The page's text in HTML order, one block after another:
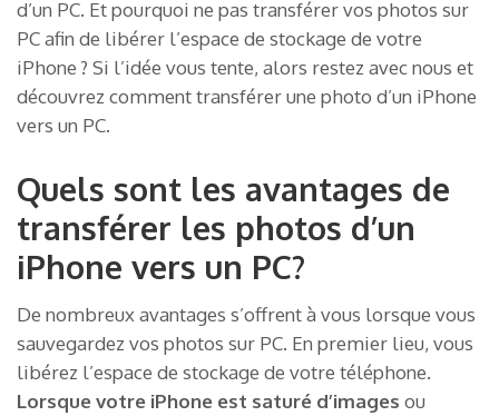
d’un PC. Et pourquoi ne pas transférer vos photos sur
PC afin de libérer l’espace de stockage de votre
iPhone ? Si l’idée vous tente, alors restez avec nous et
découvrez comment transférer une photo d’un iPhone
vers un PC.
Quels sont les avantages de
transférer les photos d’un
iPhone vers un PC?
De nombreux avantages s’offrent à vous lorsque vous
sauvegardez vos photos sur PC. En premier lieu, vous
libérez l’espace de stockage de votre téléphone.
Lorsque votre iPhone est saturé d’images ou